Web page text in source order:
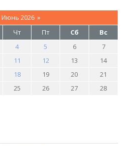
Июнь 2026 »
Чт Пт Сб
Вс
4 5 6
7
11 12 13
14
18 19 20
21
25 26 27
28